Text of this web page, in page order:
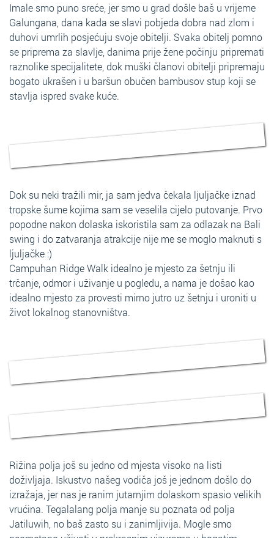
Imale smo puno sreće, jer smo u grad došle baš u vrijeme
Galungana, dana kada se slavi pobjeda dobra nad zlom i
duhovi umrlih posjećuju svoje obitelji. Svaka obitelj pomno
se priprema za slavlje, danima prije žene počinju pripremati
raznolike specijalitete, dok muški članovi obitelji pripremaju
bogato ukrašen i u baršun obučen bambusov stup koji se
stavlja ispred svake kuće.
Dok su neki tražili mir, ja sam jedva čekala ljuljačke iznad
tropske šume kojima sam se veselila cijelo putovanje. Prvo
popodne nakon dolaska iskoristila sam za odlazak na Bali
swing i do zatvaranja atrakcije nije me se moglo maknuti s
ljuljačke :)
Campuhan Ridge Walk idealno je mjesto za šetnju ili
trčanje, odmor i uživanje u pogledu, a nama je došao kao
idealno mjesto za provesti mirno jutro uz šetnju i uroniti u
život lokalnog stanovništva.
Rižina polja još su jedno od mjesta visoko na listi
doživljaja. Iskustvo našeg vodiča još je jednom došlo do
izražaja, jer nas je ranim jutarnjim dolaskom spasio velikih
vrućina. Tegalalang polja manje su poznata od polja
Jatiluwih, no baš zasto su i zanimljivija. Mogle smo